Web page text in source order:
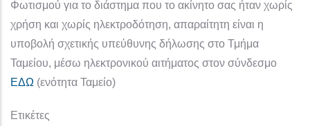
Φωτισμού για το διάστημα που το ακίνητο σας ήταν χωρίς
χρήση και χωρίς ηλεκτροδότηση, απαραίτητη είναι η
υποβολή σχετικής υπεύθυνης δήλωσης στο Τμήμα
Ταμείου, μέσω ηλεκτρονικού αιτήματος στον σύνδεσμο
ΕΔΩ (ενότητα Ταμείο)
Ετικέτες